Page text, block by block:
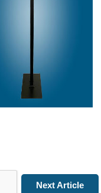
Next Article